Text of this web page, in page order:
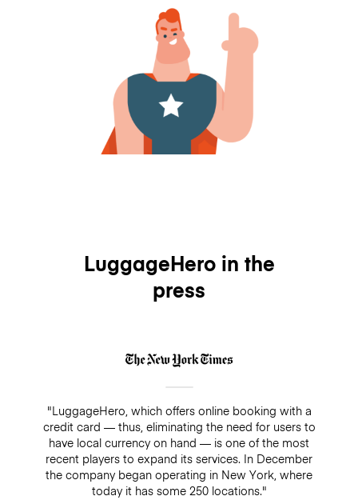
LuggageHero in the
press
"LuggageHero, which offers online booking with a
credit card — thus, eliminating the need for users to
have local currency on hand — is one of the most
recent players to expand its services. In December
the company began operating in New York, where
today it has some 250 locations."